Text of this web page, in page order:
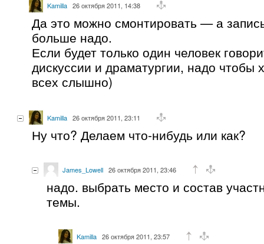
Kamilla 26 октября 2011, 14:38
Да это можно смонтировать — а
больше надо.
Если будет только один человек
дискуссии и драматургии, надо чтобы
всех слышно)
Kamilla 26 октября 2011, 23:11
Ну что? Делаем что-нибудь или как?
James_Lowell 26 октября 2011, 23:46
надо. выбрать место и состав
темы.
Kamilla 26 октября 2011, 23:57